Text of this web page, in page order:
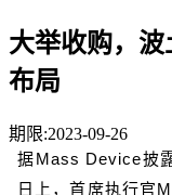
大举收购，
布局
期限:2023-09-26
据Mass Device披
日上，首席执行官